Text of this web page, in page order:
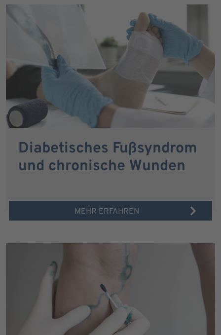
Diabetisches Fußsyndrom
und chronische Wunden
MEHR ERFAHREN